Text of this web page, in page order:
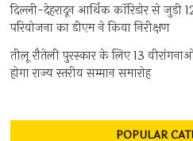
दिल्ली-देहरादून आर्थिक कॉरिडोर से जुड़ी
परियोजना का डीएम ने किया निरीक्षण
तीलू रौतेली पुरस्कार के लिए 13
होगा राज्य स्तरीय सम्मान समारोह
POPULAR